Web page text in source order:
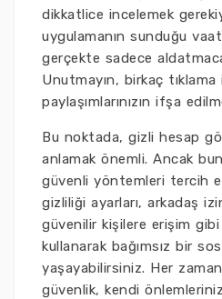
dikkatlice incelemek
uygulamanın sunduğu
gerçekte sadece
Unutmayın, birkaç
paylaşımlarınızın ifşa
Bu noktada, gizli hesap
anlamak önemli. Ancak
güvenli yöntemleri tercih
gizliliği ayarları, arkadaş
güvenilir kişilere erişim
kullanarak bağımsız bir
yaşayabilirsiniz. Her
güvenlik, kendi